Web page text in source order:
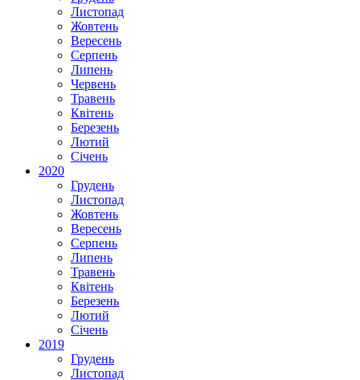
Листопад
Жовтень
Вересень
Серпень
Липень
Червень
Травень
Квітень
Березень
Лютий
Січень
2020
Грудень
Листопад
Жовтень
Вересень
Серпень
Липень
Травень
Квітень
Березень
Лютий
Січень
2019
Грудень
Листопад